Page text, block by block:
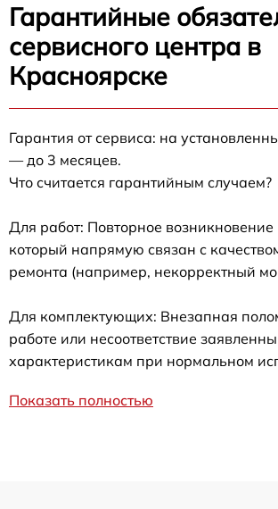
Гарантийные
сервисного центра в
Красноярске
Гарантия от сервиса: на
— до 3 месяцев.
Что считается гарантийным случаем?
Для работ: Повторное возникновение
который напрямую связан с
ремонта (например, некорректный
Для комплектующих: Внезапная
работе или несоответствие
характеристикам при нормальном
Показать полностью